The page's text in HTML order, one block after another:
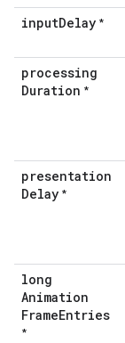
inputDelay *
processing
Duration *
presentation
Delay *
long
Animation
FrameEntries
*